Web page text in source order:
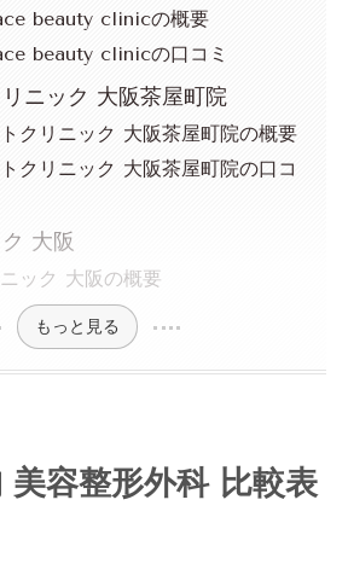
beauty clinicの概要
beauty clinicの口コミ
ニック 大阪茶屋町院
クリニック 大阪茶屋町院の概要
クリニック 大阪茶屋町院の口コ
大阪
ック 大阪の概要
もっと見る
美容整形外科 比較表